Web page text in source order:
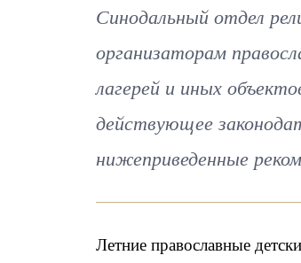
Синодальный отдел
организаторам
лагерей и иных
действующее
нижеприведенные
Летние православные